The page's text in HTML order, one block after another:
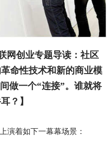
网创业专题导读：社区
命性技术和新的商业模
做一个“连接”。谁就将
？】
演着如下一幕幕场景：